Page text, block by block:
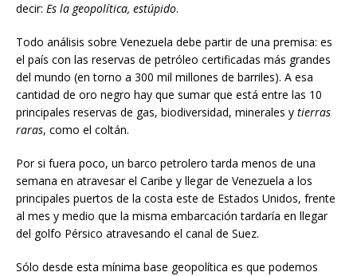
decir: Es la geopolítica, estúpido.
Todo análisis sobre Venezuela debe partir de una premisa: es
el país con las reservas de petróleo certificadas más grandes
del mundo (en torno a 300 mil millones de barriles). A esa
cantidad de oro negro hay que sumar que está entre las 10
principales reservas de gas, biodiversidad, minerales y tierras
raras, como el coltán.
Por si fuera poco, un barco petrolero tarda menos de una
semana en atravesar el Caribe y llegar de Venezuela a los
principales puertos de la costa este de Estados Unidos, frente
al mes y medio que la misma embarcación tardaría en llegar
del golfo Pérsico atravesando el canal de Suez.
Sólo desde esta mínima base geopolítica es que podemos